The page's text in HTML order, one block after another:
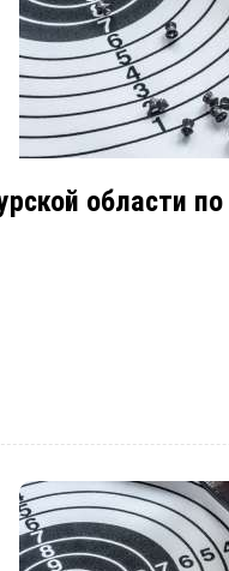
области